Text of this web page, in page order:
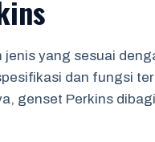
yang sesuai
dan fungsi
genset Perkins